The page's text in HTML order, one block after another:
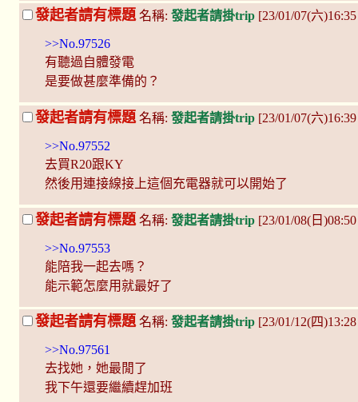
發起者請有標題 名稱: 發起者請掛trip [23/01/07(六
>>No.97526
有聽過自體發電
是要做甚麼準備的？
發起者請有標題 名稱: 發起者請掛trip [23/01/07(六
>>No.97552
去買R20跟KY
然後用連接線接上這個充電器就可以開始了
發起者請有標題 名稱: 發起者請掛trip [23/01/08(日
>>No.97553
能陪我一起去嗎？
能示範怎麼用就最好了
發起者請有標題 名稱: 發起者請掛trip [23/01/12(四
>>No.97561
去找她，她最閒了
我下午還要繼續趕加班